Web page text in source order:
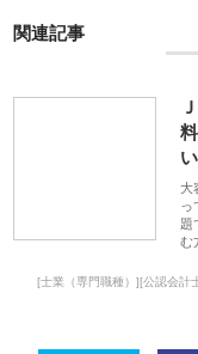
関連記事
大
っ
題
む
[士業（専門職種）][公認会計